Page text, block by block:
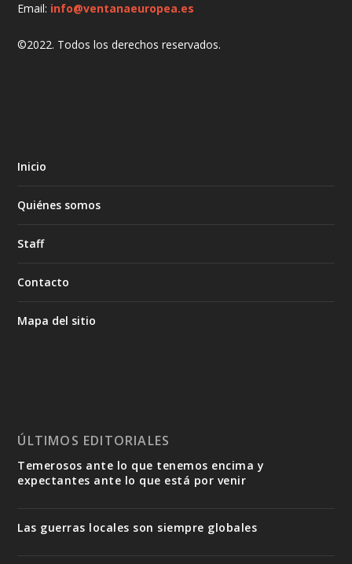
Email: info@ventanaeuropea.es
©2022. Todos los derechos reservados.
Inicio
Quiénes somos
Staff
Contacto
Mapa del sitio
ÚLTIMOS EDITORIALES
Temerosos ante lo que tenemos encima y
expectantes ante lo que está por venir
Las guerras locales son siempre globales